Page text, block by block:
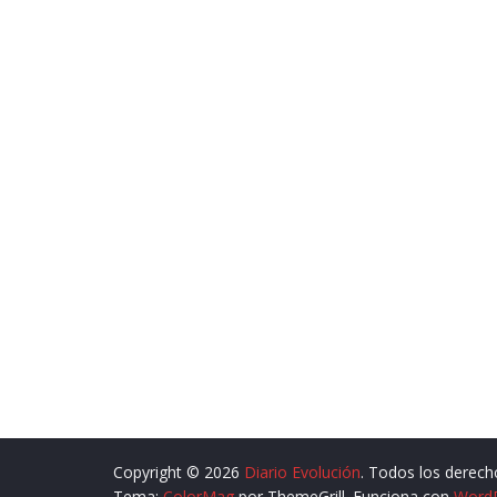
Copyright © 2026 Diario Evolución. Todos los